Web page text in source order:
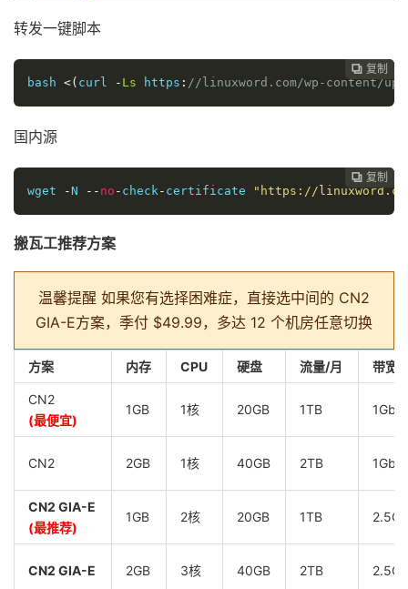
转发一键脚本
 复制
 复制
 复制
 复制
bash <( curl - Ls https : //linuxword.com/wp-content/
国内源
 复制
 复制
 复制
wget
-N -- no - check - certificate "https://
搬瓦工推荐方案
温馨提醒 如果您有选择困难症，直接选中间的 CN2
GIA-E方案，季付 $49.99，多达 12 个机房任意切换
方案 内存 CPU 硬盘 流量/月 带宽
CN2
(最便宜)
1GB 1核 20GB 1TB
CN2 2GB 1核 40GB 2TB
CN2 GIA-E
(最推荐)
1GB 2核 20GB 1TB
CN2 GIA-E 2GB 3核 40GB 2TB